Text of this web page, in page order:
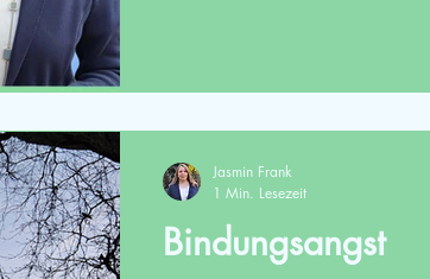
Bindungsangst
Jasmin Frank
1 Min. Lesezeit